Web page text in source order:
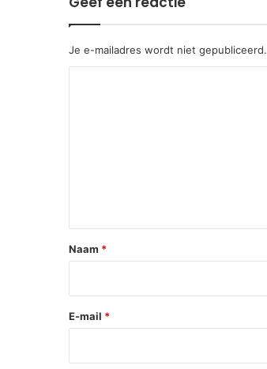
Je e-mailadres wordt niet gepubliceerd.
*
Naam *
E-mail *